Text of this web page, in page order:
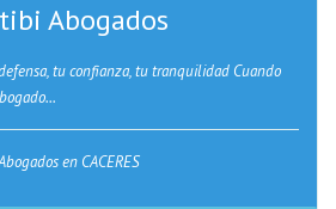
Abogados
tu confianza, tu tranquilidad Cuando
en CACERES